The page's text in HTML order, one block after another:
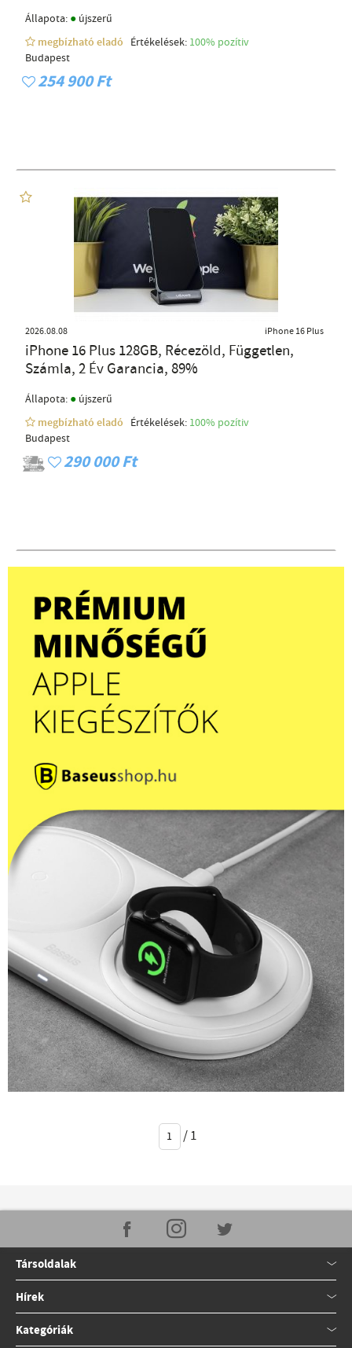
Állapota: ● újszerű
megbízható eladó
Értékelések: 100% pozítiv
Budapest
254 900 Ft
2026.08.08 iPhone 16 Plus
iPhone 16 Plus 128GB, Récezöld, Független,
Számla, 2 Év Garancia, 89%
Állapota: ● újszerű
megbízható eladó
Értékelések: 100% pozítiv
Budapest
290 000 Ft
/1
Társoldalak
Hírek
Kategóriák